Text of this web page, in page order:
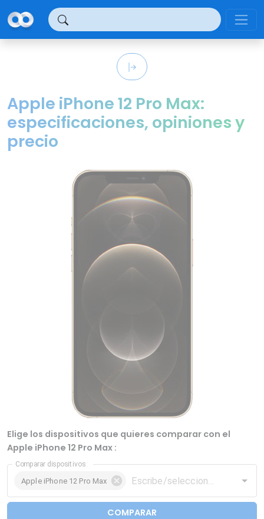
Apple iPhone 12 Pro Max:
especificaciones, opiniones y
precio
Elige los dispositivos que quieres comparar con el
Apple iPhone 12 Pro Max :
Comparar dispositivos
Apple iPhone 12 Pro Max
COMPARAR
Panel de gestión de cookies